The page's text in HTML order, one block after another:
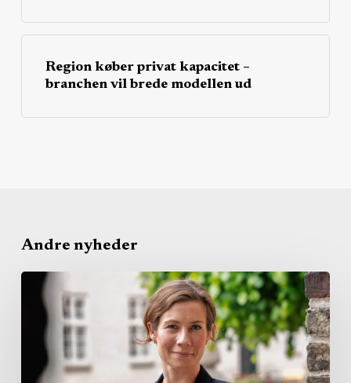
Region køber privat kapacitet –
branchen vil brede modellen ud
Andre nyheder
Dansk
Erhverv
grønne